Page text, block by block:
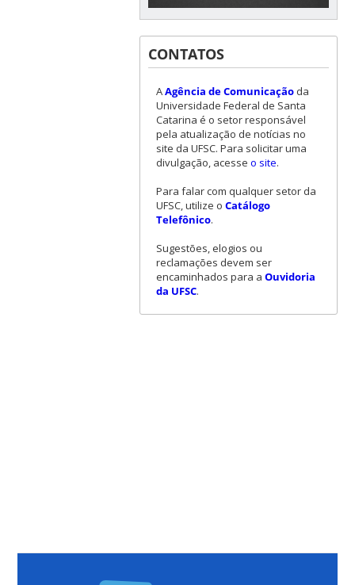
CONTATOS
AAgência de Comunicaçãoda
Universidade Federal de Santa
Catarina é o setor responsável
pela atualização de notícias no
site da UFSC. Para solicitar uma
divulgação, acesse o site.
Para falar com qualquer setor da
UFSC, utilize o Catálogo
Telefônico.
Sugestões, elogios ou
reclamações devem ser
encaminhados para a Ouvidoria
da UFSC.